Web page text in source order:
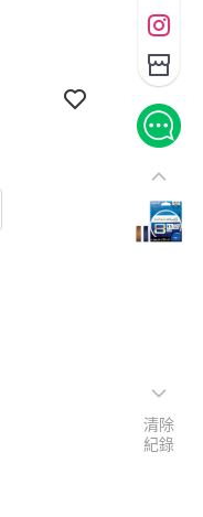
清除
紀錄